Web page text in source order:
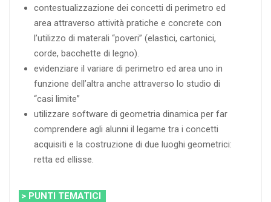
contestualizzazione dei concetti di perimetro ed
area attraverso attività pratiche e concrete con
l’utilizzo di materali “poveri” (elastici, cartonici,
corde, bacchette di legno).
evidenziare il variare di perimetro ed area uno in
funzione dell’altra anche attraverso lo studio di
“casi limite”
utilizzare software di geometria dinamica per far
comprendere agli alunni il legame tra i concetti
acquisiti e la costruzione di due luoghi geometrici:
retta ed ellisse.
> PUNTI TEMATICI